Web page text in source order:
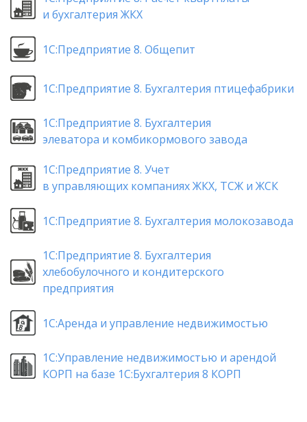
и бухгалтерия ЖКХ
1С:Предприятие 8. Общепит
1С:Предприятие 8. Бухгалтерия птицефабрики
1С:Предприятие 8. Бухгалтерия
элеватора и комбикормового завода
1С:Предприятие 8. Учет
в управляющих компаниях ЖКХ, ТСЖ и ЖСК
1С:Предприятие 8. Бухгалтерия молокозавода
1С:Предприятие 8. Бухгалтерия
хлебобулочного и кондитерского
предприятия
1С:Аренда и управление недвижимостью
1С:Управление недвижимостью и арендой
КОРП на базе 1С:Бухгалтерия 8 КОРП